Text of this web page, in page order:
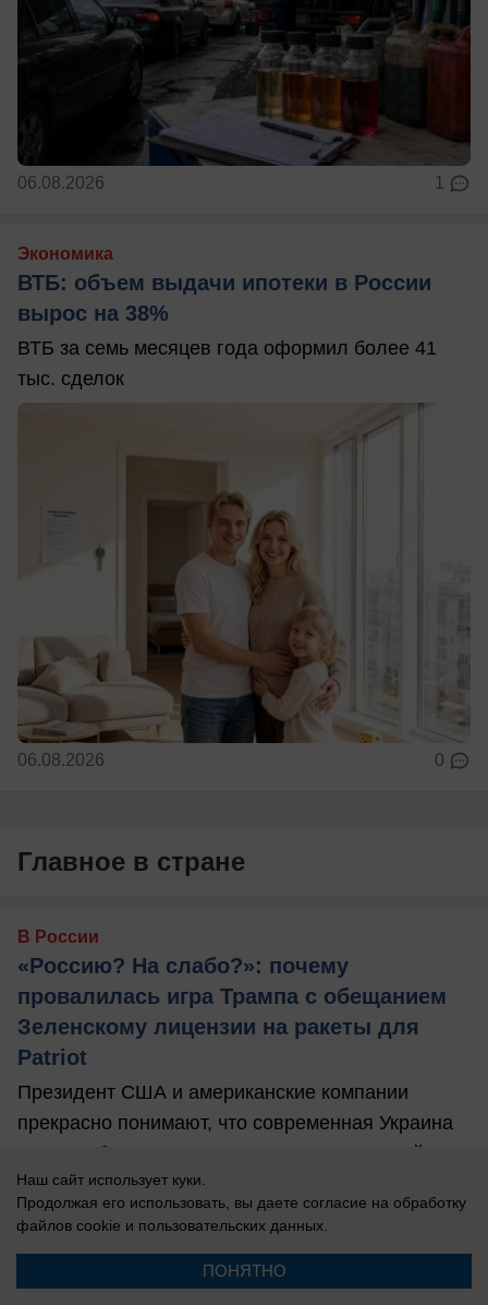
06.08.2026 1
Экономика
ВТБ: объем выдачи ипотеки в России
вырос на 38%
ВТБ за семь месяцев года оформил более 41
тыс. сделок
06.08.2026 0
Главное в стране
В России
«Россию? На слабо?»: почему
провалилась игра Трампа с обещанием
Зеленскому лицензии на ракеты для
Patriot
Президент США и американские компании
прекрасно понимают, что современная Украина
не способна ничего создавать, нужен новый ...
Наш сайт использует куки.
Продолжая его использовать, вы даете согласие на обработку
файлов cookie и пользовательских данных.
ПОНЯТНО